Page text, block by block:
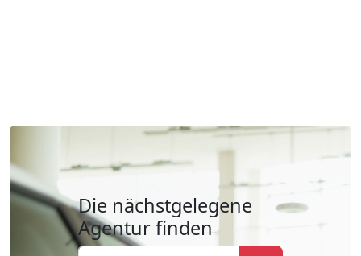
Die nächstgelegene
Agentur finden